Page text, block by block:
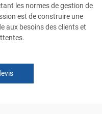
les normes de gestion de
est de construire une
aux besoins des clients et